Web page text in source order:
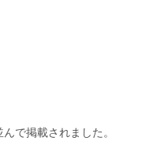
で掲載されました。